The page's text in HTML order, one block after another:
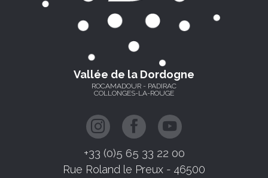
Vallée de la Dordogne
ROCAMADOUR - PADIRAC
COLLONGES-LA-ROUGE
+33 (0)5 65 33 22 00
Rue Roland le Preux - 46500